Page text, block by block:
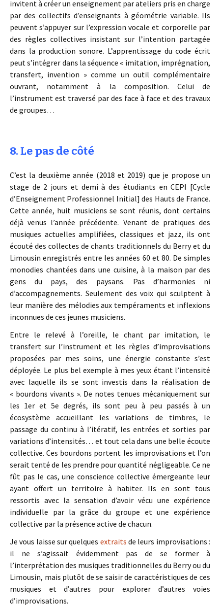
invitent à créer un enseignement par ateliers pris en charge
par des collectifs d’enseignants à géométrie variable. Ils
peuvent s’appuyer sur l’expression vocale et corporelle par
des règles collectives insistant sur l’intention partagée
dans la production sonore. L’apprentissage du code écrit
peut s’intégrer dans la séquence « imitation, imprégnation,
transfert, invention » comme un outil complémentaire
ouvrant, notamment à la composition. Celui de
l’instrument est traversé par des face à face et des travaux
de groupes…
8. Le pas de côté
C’est la deuxième année (2018 et 2019) que je propose un
stage de 2 jours et demi à des étudiants en CEPI [Cycle
d’Enseignement Professionnel Initial] des Hauts de France.
Cette année, huit musiciens se sont réunis, dont certains
déjà venus l’année précédente. Venant de pratiques des
musiques actuelles amplifiées, classiques et jazz, ils ont
écouté des collectes de chants traditionnels du Berry et du
Limousin enregistrés entre les années 60 et 80. De simples
monodies chantées dans une cuisine, à la maison par des
gens du pays, des paysans. Pas d’harmonies ni
d’accompagnements. Seulement des voix qui sculptent à
leur manière des mélodies aux tempéraments et inflexions
inconnues de ces jeunes musiciens.
Entre le relevé à l’oreille, le chant par imitation, le
transfert sur l’instrument et les règles d’improvisations
proposées par mes soins, une énergie constante s’est
déployée. Le plus bel exemple à mes yeux étant l’intensité
avec laquelle ils se sont investis dans la réalisation de
« bourdons vivants ». De notes tenues mécaniquement sur
les 1er et 5e degrés, ils sont peu à peu passés à un
écosystème accueillant les variations de timbres, le
passage du continu à l’itératif, les entrées et sorties par
variations d’intensités… et tout cela dans une belle écoute
collective. Ces bourdons portent les improvisations et l’on
serait tenté de les prendre pour quantité négligeable. Ce ne
fût pas le cas, une conscience collective émergeante leur
ayant offert un territoire à habiter. Ils en sont tous
ressortis avec la sensation d’avoir vécu une expérience
individuelle par la grâce du groupe et une expérience
collective par la présence active de chacun.
Je vous laisse sur quelques extraits de leurs improvisations :
il ne s’agissait évidemment pas de se former à
l’interprétation des musiques traditionnelles du Berry ou du
Limousin, mais plutôt de se saisir de caractéristiques de ces
musiques et d’autres pour explorer d’autres voies
d’improvisations.